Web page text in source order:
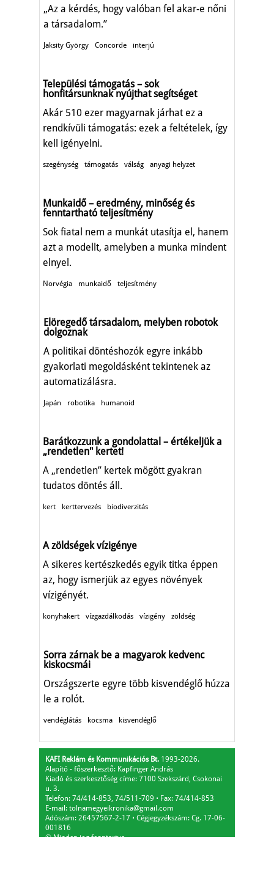
„Az a kérdés, hogy valóban fel akar-e nőni
a társadalom.”
Jaksity György Concorde interjú
Települési támogatás – sok
honfitársunknak nyújthat segítséget
Akár 510 ezer magyarnak járhat ez a
rendkívüli támogatás: ezek a feltételek, így
kell igényelni.
szegénység támogatás válság anyagi helyzet
Munkaidő – eredmény, minőség és
fenntartható teljesítmény
Sok fiatal nem a munkát utasítja el, hanem
azt a modellt, amelyben a munka mindent
elnyel.
Norvégia munkaidő teljesítmény
Elöregedő társadalom, melyben robotok
dolgoznak
A politikai döntéshozók egyre inkább
gyakorlati megoldásként tekintenek az
automatizálásra.
Japán robotika humanoid
Barátkozzunk a gondolattal – értékeljük a
„rendetlen" kertet!
A „rendetlen” kertek mögött gyakran
tudatos döntés áll.
kert kerttervezés biodiverzitás
A zöldségek vízigénye
A sikeres kertészkedés egyik titka éppen
az, hogy ismerjük az egyes növények
vízigényét.
konyhakert vízgazdálkodás vízigény zöldség
Sorra zárnak be a magyarok kedvenc
kiskocsmái
Országszerte egyre több kisvendéglő húzza
le a rolót.
vendéglátás kocsma kisvendéglő
KAFI Reklám és Kommunikációs Bt. 1993-2026.
Alapító - főszerkesztő: Kapfinger András
Kiadó és szerkesztőség címe: 7100 Szekszárd, Csokonai
u. 3.
Telefon: 74/414-853, 74/511-709 ⋅ Fax: 74/414-853
E-mail: tolnamegyeikronika@gmail.com
Adószám: 26457567-2-17 ⋅ Cégjegyzékszám: Cg. 17-06-
001816
© Minden jog fenntartva.